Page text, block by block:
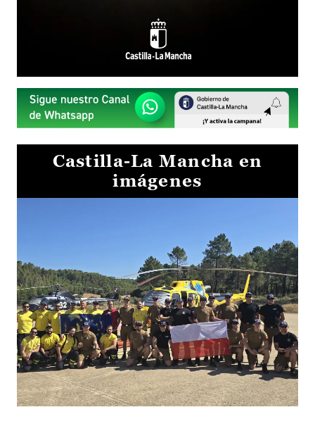
Castilla-La Mancha en
imágenes